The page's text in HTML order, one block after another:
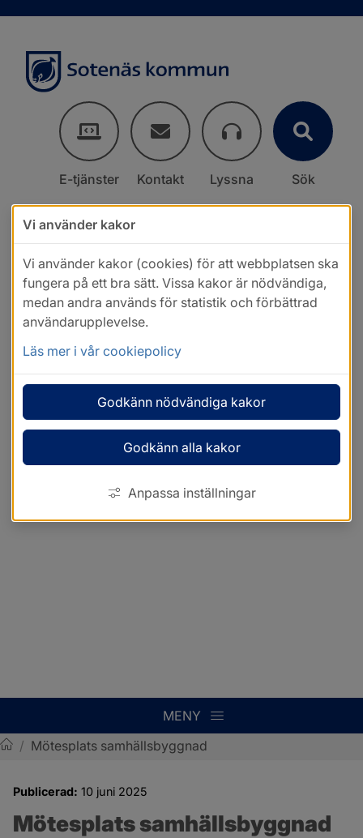
E-tjänster Kontakt Lyssna Sök
MENY
/ Mötesplats samhällsbyggnad
Publicerad: 10 juni 2025
Mötesplats samhällsbyggnad
Vi använder kakor
Vi använder kakor (cookies) för att webbplatsen ska
fungera på ett bra sätt. Vissa kakor är nödvändiga,
medan andra används för statistik och förbättrad
användarupplevelse.
Läs mer i vår cookiepolicy
Godkänn nödvändiga kakor
Godkänn alla kakor
Anpassa inställningar